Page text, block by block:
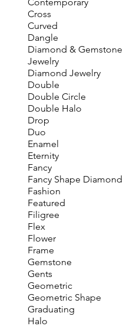
Cross
Curved
Dangle
Diamond & Gemstone
Jewelry
Diamond Jewelry
Double
Double Circle
Double Halo
Drop
Duo
Enamel
Eternity
Fancy
Fancy Shape Diamond
Fashion
Featured
Filigree
Flex
Flower
Frame
Gemstone
Gents
Geometric
Geometric Shape
Graduating
Halo